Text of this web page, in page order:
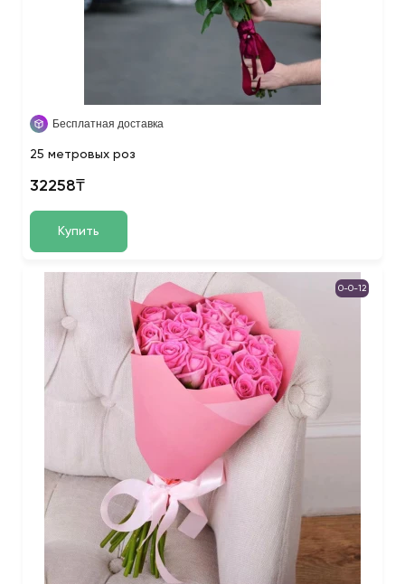
Бесплатная доставка
25 метровых роз
32258₸
Купить
0-0-12